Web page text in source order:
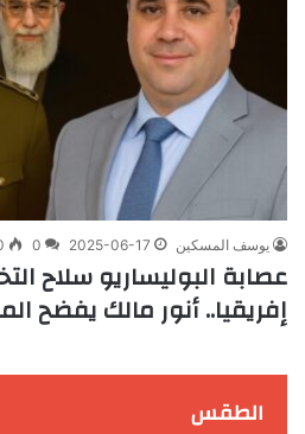
يوسف المسكين 2025-06-17
0
عصابة البوليساريو سلاح
إفريقيا.. أنور مالك يفضح
الطقس